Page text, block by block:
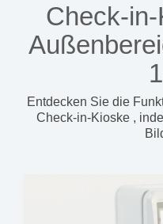
Check-
Entdecken Sie die
Check-in-Kioske ,